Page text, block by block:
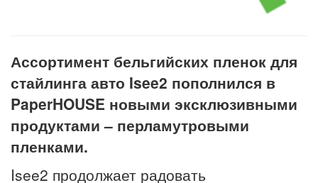
Ассортимент бельгийских пленок для
стайлинга авто Isee2 пополнился в
PaperHOUSE новыми эксклюзивными
продуктами – перламутровыми
пленками.
Isee2 продолжает радовать